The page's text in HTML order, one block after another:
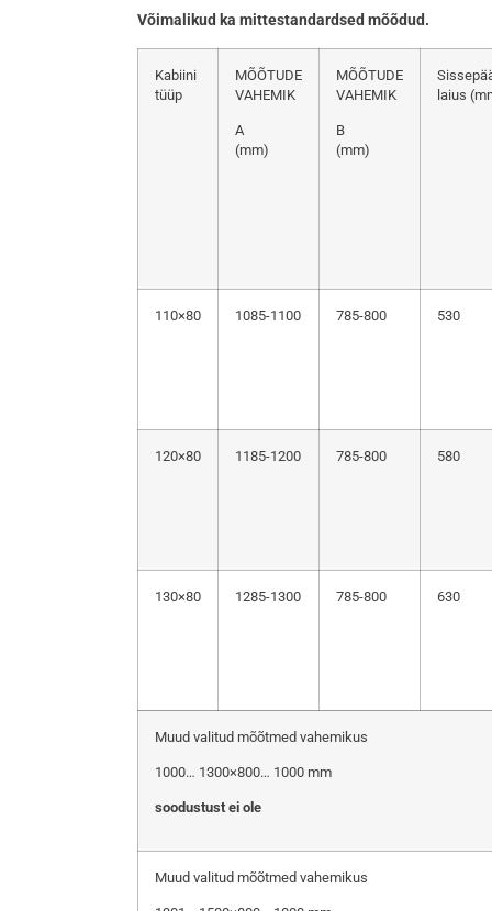
Võimalikud ka mittestandardsed mõõdud.
Kabiini
tüüp
MÕÕTUDE
VAHEMIK
A
(mm)
MÕÕTUDE
VAHEMIK
B
(mm)
laius
110×80 1085-1100 785-800 530
120×80 1185-1200 785-800 580
130×80 1285-1300 785-800 630
Muud valitud mõõtmed vahemikus
1000… 1300×800… 1000 mm
soodustust ei ole
Muud valitud mõõtmed vahemikus